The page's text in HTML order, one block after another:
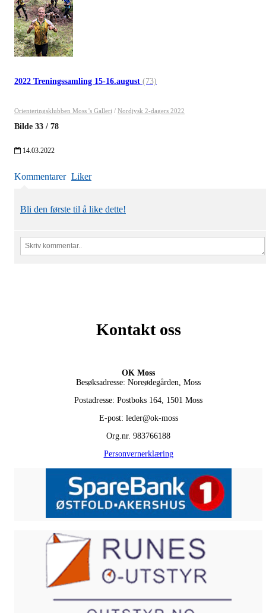
2022 Treningssamling 15-16.august (73)
Orienteringsklubben Moss 's Galleri / Nordjysk 2-dagers 2022
Bilde 33 / 78
14.03.2022
Kommentarer Liker
Bli den første til å like dette!
Kontakt oss
OK Moss
Besøksadresse: Noreødegården, Moss
Postadresse: Postboks 164, 1501 Moss
E-post: leder@ok-moss
Org.nr. 983766188
Personvernerklæring